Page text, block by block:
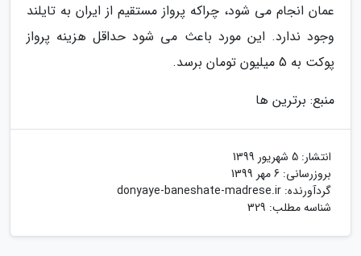
عمان انجام می شود، چراکه پرواز مستقیم از ایران به تایلند
وجود ندارد. این مورد باعث می شود حداقل هزینه پرواز
پوکت به 5 میلیون تومان برسد.
منبع: برترین ها
انتشار: 5 شهریور 1399
بروزرسانی: 6 مهر 1399
گردآورنده: donyaye-baneshate-madrese.ir
شناسه مطلب: 329